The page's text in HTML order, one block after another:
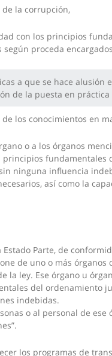
de la corrupción,
con los principios
proceda
a que se hace alusión
de la puesta en práctica
los conocimientos en
o a los órganos
principios
ninguna influencia
así como la
Estado Parte, de
de uno o más
la ley. Ese órgano u
del ordenamiento
indebidas.
o al personal de
los programas de